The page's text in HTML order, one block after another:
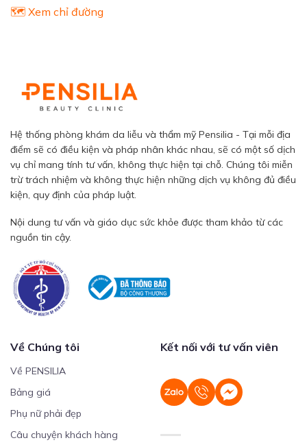
🗺️ Xem chỉ đường
Hệ thống phòng khám da liễu và thẩm mỹ Pensilia - Tại mỗi địa
điểm sẽ có điều kiện và pháp nhân khác nhau, sẽ có một số dịch
vụ chỉ mang tính tư vấn, không thực hiện tại chỗ. Chúng tôi miễn
trừ trách nhiệm và không thực hiện những dịch vụ không đủ điều
kiện, quy định của pháp luật.
Nội dung tư vấn và giáo dục sức khỏe được tham khảo từ các
nguồn tin cậy.
Về Chúng tôi
Về PENSILIA
Bảng giá
Phụ nữ phải đẹp
Câu chuyện khách hàng
Kết nối với tư vấn viên